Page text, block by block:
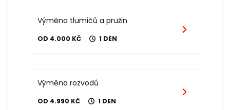
Výměna tlumičů a pružin
OD 4.000 KČ 1 DEN
Výměna rozvodů
OD 4.990 KČ 1 DEN